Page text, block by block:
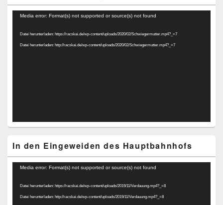
Video-
Media error: Format(s) not supported or source(s) not found
Datei herunterladen: https://racskai.de/wp-content/uploads/2020/02/Schwiegermutter.mp4?_=7
Datei herunterladen: http://racskai.de/wp-content/uploads/2020/02/Schwiegermutter.mp4?_=7
In den Eingeweiden des Hauptbahnhofs
Video-
Media error: Format(s) not supported or source(s) not found
Datei herunterladen: https://racskai.de/wp-content/uploads/2019/11/Verdauung.mp4?_=8
Datei herunterladen: http://racskai.de/wp-content/uploads/2019/11/Verdauung.mp4?_=8